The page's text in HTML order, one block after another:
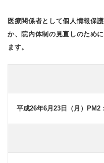
医療関係者として個人情報保
か、院内体制の見直しのため
ます。
平成26年6月23日（月）PM2